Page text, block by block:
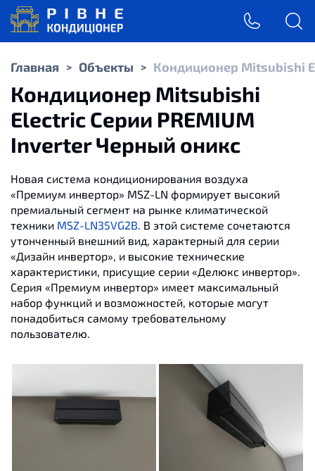
Главная > Объекты > Кондиционер Mitsubishi
Кондиционер Mitsubishi
Electric Серии PREMIUM
Inverter Черный оникс
Новая система кондиционирования воздуха
«Премиум инвертор» MSZ-LN формирует высокий
премиальный сегмент на рынке климатической
техники MSZ-LN35VG2B. В этой системе сочетаются
утонченный внешний вид, характерный для серии
«Дизайн инвертор», и высокие технические
характеристики, присущие серии «Делюкс инвертор».
Серия «Премиум инвертор» имеет максимальный
набор функций и возможностей, которые могут
понадобиться самому требовательному
пользователю.